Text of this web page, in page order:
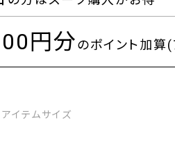
円分のポイント加算
アイテムサイズ